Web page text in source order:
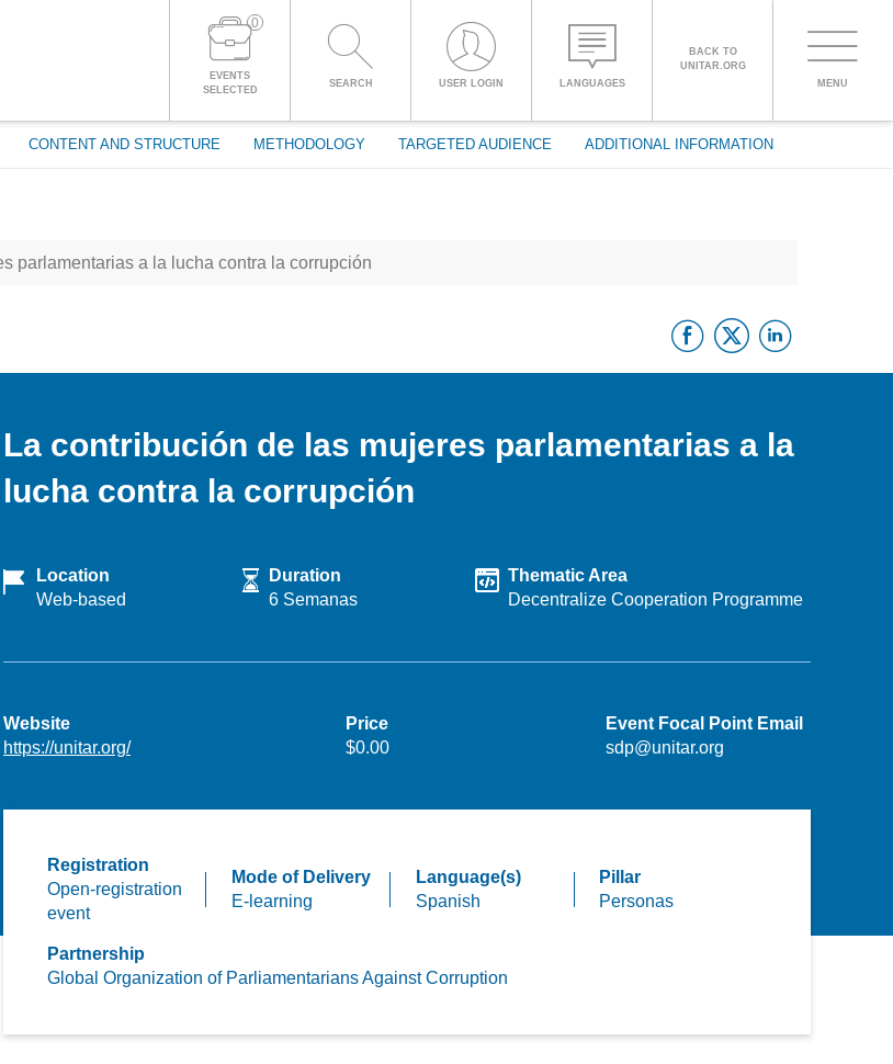
0
EVENTS
SELECTED
SEARCH USER LOGIN LANGUAGES
BACK TO
UNITAR.ORG
MENU
CONTENT AND STRUCTURE METHODOLOGY TARGETED AUDIENCE ADDITIONAL INFORMATION
PROCEED WITH CHECKOUT
LOG IN TO YOUR ACCOUNT
CHINESE,
SIMPLIFIED
FRANÇAIS
parlamentarias a la lucha contra la corrupción
Facebook
Twitter
La contribución de las mujeres parlamentarias a la
lucha contra la corrupción
Location
Web-based
Duration
6 Semanas
Thematic Area
Decentralize Cooperation Programme
Website
https://unitar.org/
Price
$0.00
Event Focal Point Email
sdp@unitar.org
Registration
Open-registration
event
Mode of Delivery
E-learning
Language(s)
Spanish
Pillar
Personas
Partnership
Global Organization of Parliamentarians Against Corruption